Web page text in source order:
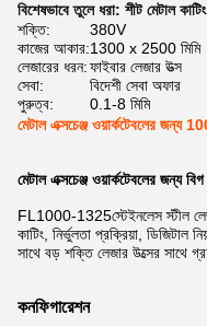
বিশেষভাবে তুলে ধরা: শীট মেটাল
শক্তি:
380V
কাজের আকার:1300 x 2500 মিমি
লেজারের ধরন:ফাইবার লেজার উত্স
সেবা:
বিদেশী সেবা অফার
পুরুত্ব:
0.1-8 মিমি
মেটাল এক্সচেঞ্জ ওয়ার্কটেবলের জন্য
মেটাল এক্সচেঞ্জ ওয়ার্কটেবলের জন্য
FL1000-1325স্টেইনলেস স্টীল
কাটিং, নির্ভুলতা প্রক্রিয়া,
সাথে বড় শক্তি লেজার উত্সের সাথে
কনফিগারেশন